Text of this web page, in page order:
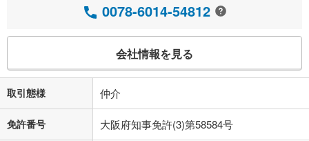
0078-6014-54812
会社情報を見る
取引態様 仲介
免許番号 大阪府知事免許(3)第58584号